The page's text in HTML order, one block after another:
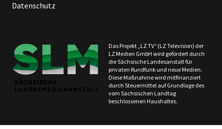
Datenschutz
Das Projekt „LZ TV“ (LZ Television) der
LZ Medien GmbH wird gefördert durch
die Sächsische Landesanstalt für
privaten Rundfunk und neue Medien.
Diese Maßnahme wird mitfinanziert
durch Steuermittel auf Grundlage des
vom Sächsischen Landtag
beschlossenen Haushaltes.